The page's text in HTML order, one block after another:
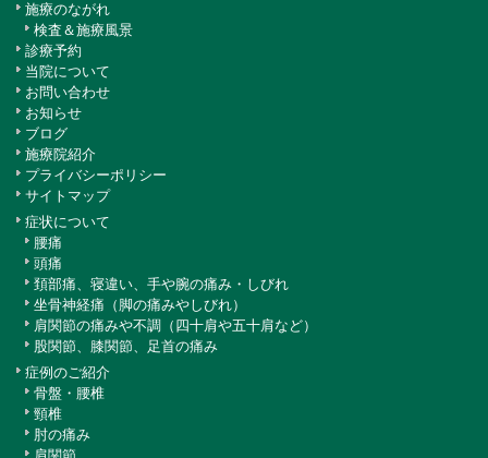
施療のながれ
検査＆施療風景
診療予約
当院について
お問い合わせ
お知らせ
ブログ
施療院紹介
プライバシーポリシー
サイトマップ
症状について
腰痛
頭痛
頚部痛、寝違い、手や腕の痛み・しびれ
坐骨神経痛（脚の痛みやしびれ）
肩関節の痛みや不調（四十肩や五十肩など）
股関節、膝関節、足首の痛み
症例のご紹介
骨盤・腰椎
頸椎
肘の痛み